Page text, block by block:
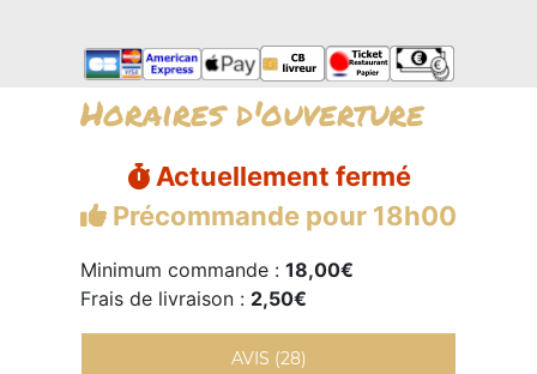
Horaires d'ouverture
Actuellement fermé
Précommande pour 18h00
Minimum commande : 18,00€
Frais de livraison : 2,50€
AVIS (28)